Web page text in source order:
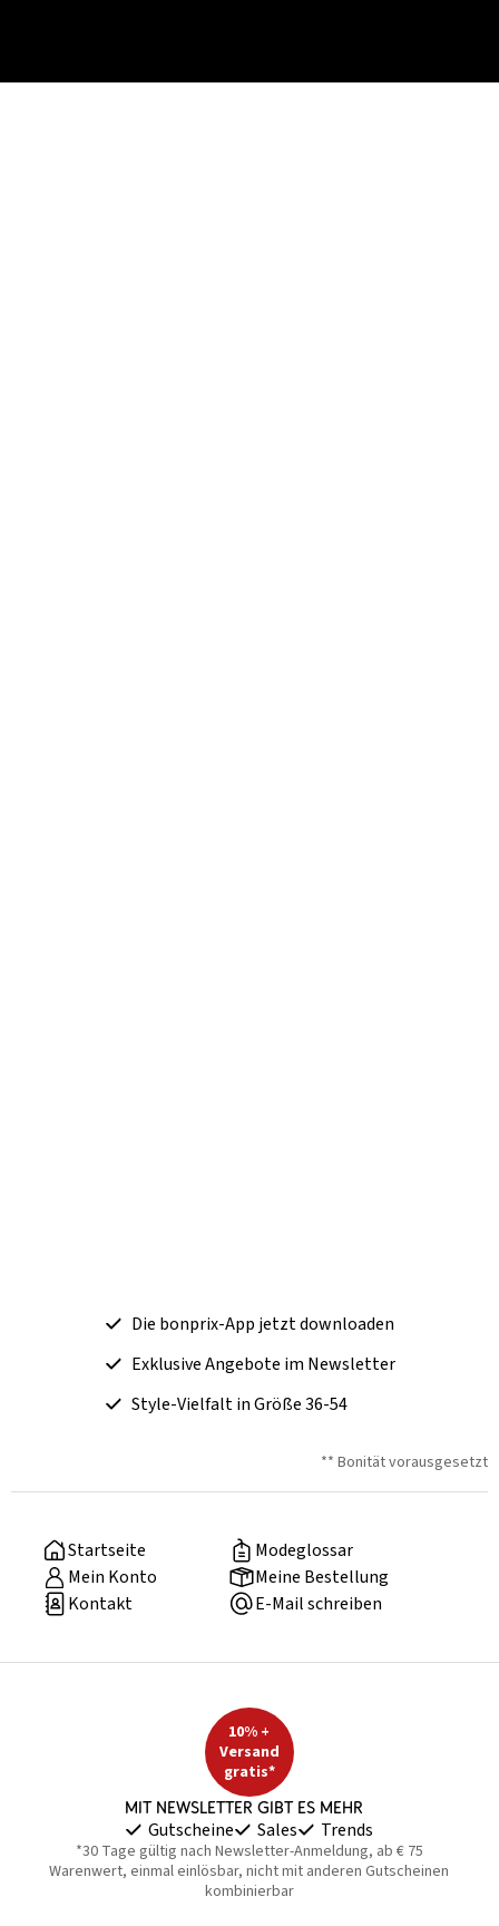
Die bonprix-App jetzt downloaden
Exklusive Angebote im Newsletter
Style-Vielfalt in Größe 36-54
** Bonität vorausgesetzt
Startseite
Modeglossar
Mein Konto
Meine Bestellung
Kontakt
E-Mail schreiben
10% +
Versand
gratis*
Mit Newsletter gibt es mehr
Gutscheine Sales Trends
*30 Tage gültig nach Newsletter-Anmeldung, ab € 75
Warenwert, einmal einlösbar, nicht mit anderen Gutscheinen
kombinierbar